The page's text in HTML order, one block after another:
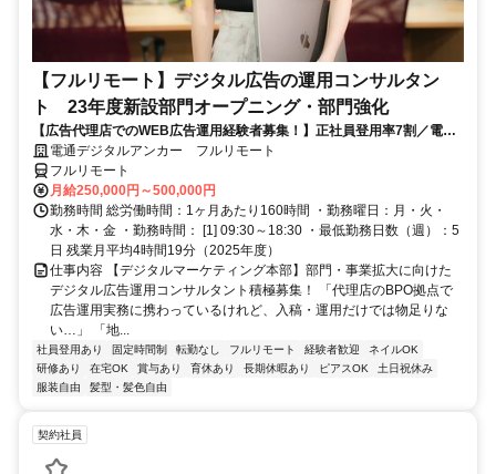
【フルリモート】デジタル広告の運用コンサルタン
ト 23年度新設部門オープニング・部門強化
【広告代理店でのWEB広告運用経験者募集！】正社員登用率7割／電通
G／全国×完全在宅／年休126日・土日祝休み／残業月平均4時間19分
電通デジタルアンカー フルリモート
フルリモート
月給250,000円～500,000円
勤務時間 総労働時間：1ヶ月あたり160時間 ・勤務曜日：月・火・
水・木・金 ・勤務時間： [1] 09:30～18:30 ・最低勤務日数（週）：5
日 残業月平均4時間19分（2025年度）
仕事内容 【デジタルマーケティング本部】部門・事業拡大に向けた
デジタル広告運用コンサルタント積極募集！ 「代理店のBPO拠点で
広告運用実務に携わっているけれど、入稿・運用だけでは物足りな
い…」 「地...
社員登用あり 固定時間制 転勤なし フルリモート 経験者歓迎
ネイルOK
研修あり
在宅OK 賞与あり 育休あり 長期休暇あり ピアスOK
土日祝休み
服装自由
髪型・髪色自由
契約社員